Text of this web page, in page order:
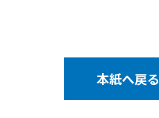
本紙へ戻る